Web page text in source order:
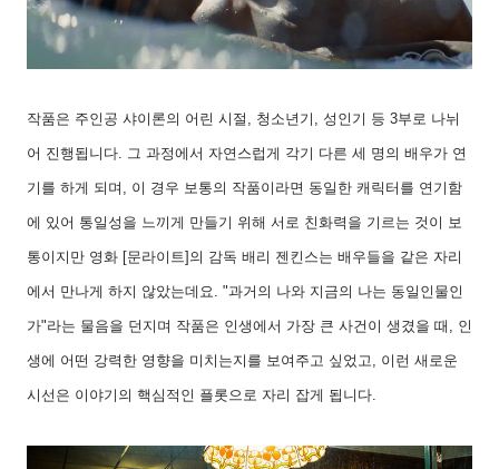
작품은 주인공 샤이론의 어린 시절 청소년기 성인기 등 3부로 나뉘
어 진행됩니다 그 과정에서 자연스럽게 각기 다른 세 명의 배우가 연
기를 하게 되며 이 경우 보통의 작품이라면 동일한 캐릭터를 연기함
에 있어 통일성을 느끼게 만들기 위해 서로 친화력을 기르는 것이 보
통이지만 영화 [문라이트] 의 감독 배리 젠킨스는 배우들을 같은 자리
에서 만나게 하지 않았는데요 . "과거의 나와 지금의 나는 동일인물인
가"라는 물음을 던지며 작품은 인생에서 가장 큰 사건이 생겼을 때 인
생에 어떤 강력한 영향을 미치는지를 보여주고 싶었고 이런 새로운
시선은 이야기의 핵심적인 플롯으로 자리 잡게 됩니다